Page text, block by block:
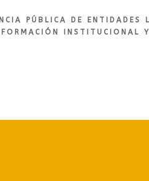
PÚBLICA DE ENTIDADES
INSTITUCIONAL